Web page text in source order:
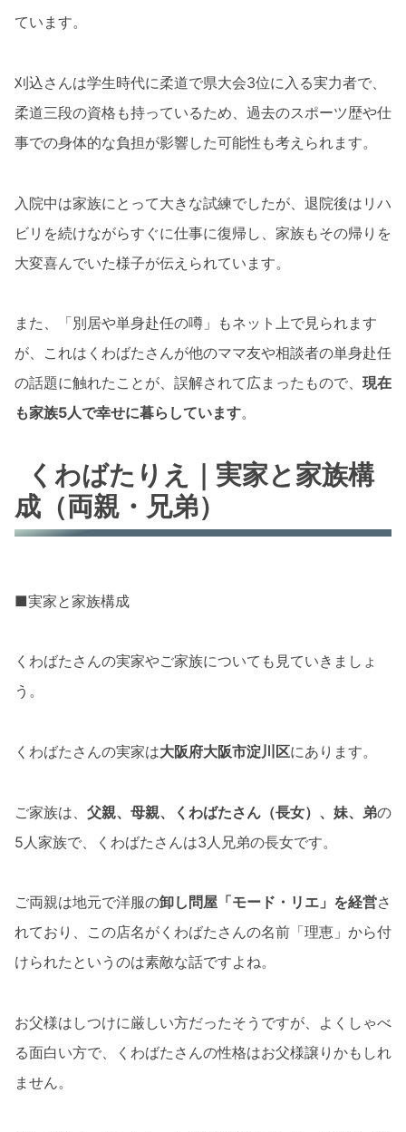
ています。
刈込さんは学生時代に柔道で県大会3位に入る実力者で、
柔道三段の資格も持っているため、過去のスポーツ歴や仕
事での身体的な負担が影響した可能性も考えられます。
入院中は家族にとって大きな試練でしたが、退院後はリハ
ビリを続けながらすぐに仕事に復帰し、家族もその帰りを
大変喜んでいた様子が伝えられています。
また、「別居や単身赴任の噂」もネット上で見られます
が、これはくわばたさんが他のママ友や相談者の単身赴任
の話題に触れたことが、誤解されて広まったもので、 現在
も家族5人で幸せに暮らしています。
くわばたりえ｜実家と家族構
成（両親・兄弟）
■実家と家族構成
くわばたさんの実家やご家族についても見ていきましょ
う。
くわばたさんの実家は大阪府大阪市淀川区にあります。
ご家族は、 父親、母親、くわばたさん（長女）、妹、弟の
5人家族で、くわばたさんは3人兄弟の長女です。
ご両親は地元で洋服の卸し問屋「モード・リエ」を経営さ
れており、この店名がくわばたさんの名前「理恵」から付
けられたというのは素敵な話ですよね。
お父様はしつけに厳しい方だったそうですが、よくしゃべ
る面白い方で、くわばたさんの性格はお父様譲りかもしれ
ません。